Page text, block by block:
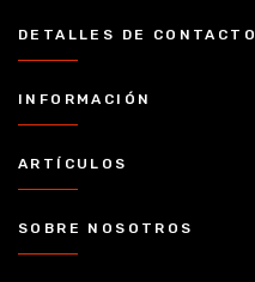
DETALLES DE CONTACTO
INFORMACIÓN
ARTÍCULOS
SOBRE NOSOTROS